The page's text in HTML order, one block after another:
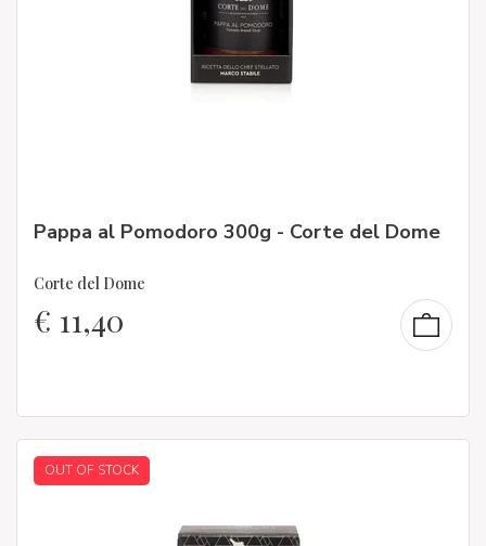
Pappa al Pomodoro 300g - Corte del Dome
Corte del Dome
€ 11,40
OUT OF STOCK